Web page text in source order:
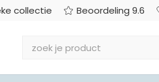
collectie Beoordeling 9.6